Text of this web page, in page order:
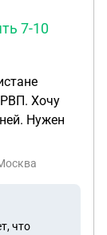
7-10
Хочу
Нужен
что